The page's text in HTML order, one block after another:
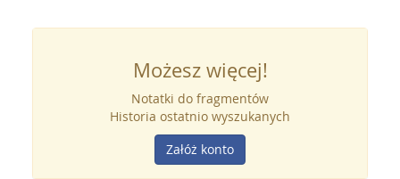
Możesz więcej!
Notatki do fragmentów
Historia ostatnio wyszukanych
Załóż konto